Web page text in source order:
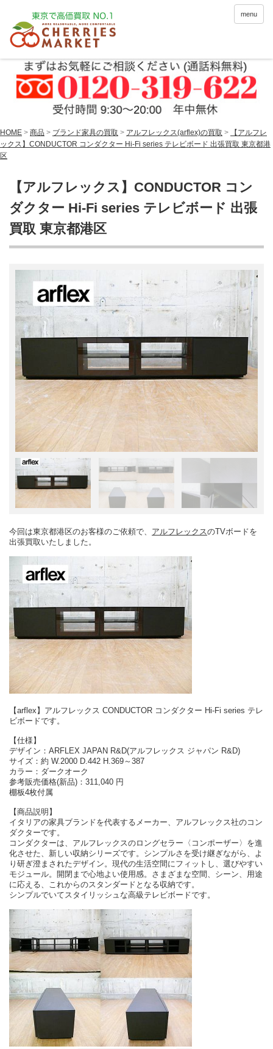
menu
HOME > 商品 > ブランド家具の買取 > アルフレックス(arflex)の買取 >
【アルフレ
ックス】CONDUCTOR コンダクター Hi-Fi series テレビボード 出張買取 東京都港
区
【アルフレックス】CONDUCTOR コン
ダクター Hi-Fi series テレビボード 出張
買取 東京都港区
今回は東京都港区のお客様のご依頼で、 アルフレックスのTVボードを
出張買取いたしました。
【arflex】アルフレックス CONDUCTOR コンダクター Hi-Fi series テレ
ビボードです。
【仕様】
デザイン：ARFLEX JAPAN R&D(アルフレックス ジャパン R&D)
サイズ：約 W.2000 D.442 H.369～387
カラー：ダークオーク
参考販売価格(新品)：311,040 円
棚板4枚付属
【商品説明】
イタリアの家具ブランドを代表するメーカー、アルフレックス社のコン
ダクターです。
コンダクターは、アルフレックスのロングセラー〈コンポーザー〉を進
化させた、新しい収納シリーズです。シンプルさを受け継ぎながら、よ
り研ぎ澄まされたデザイン。現代の生活空間にフィットし、選びやすい
モジュール。開閉まで心地よい使用感。さまざまな空間、シーン、用途
に応える、これからのスタンダードとなる収納です。
シンプルでいてスタイリッシュな高級テレビボードです。